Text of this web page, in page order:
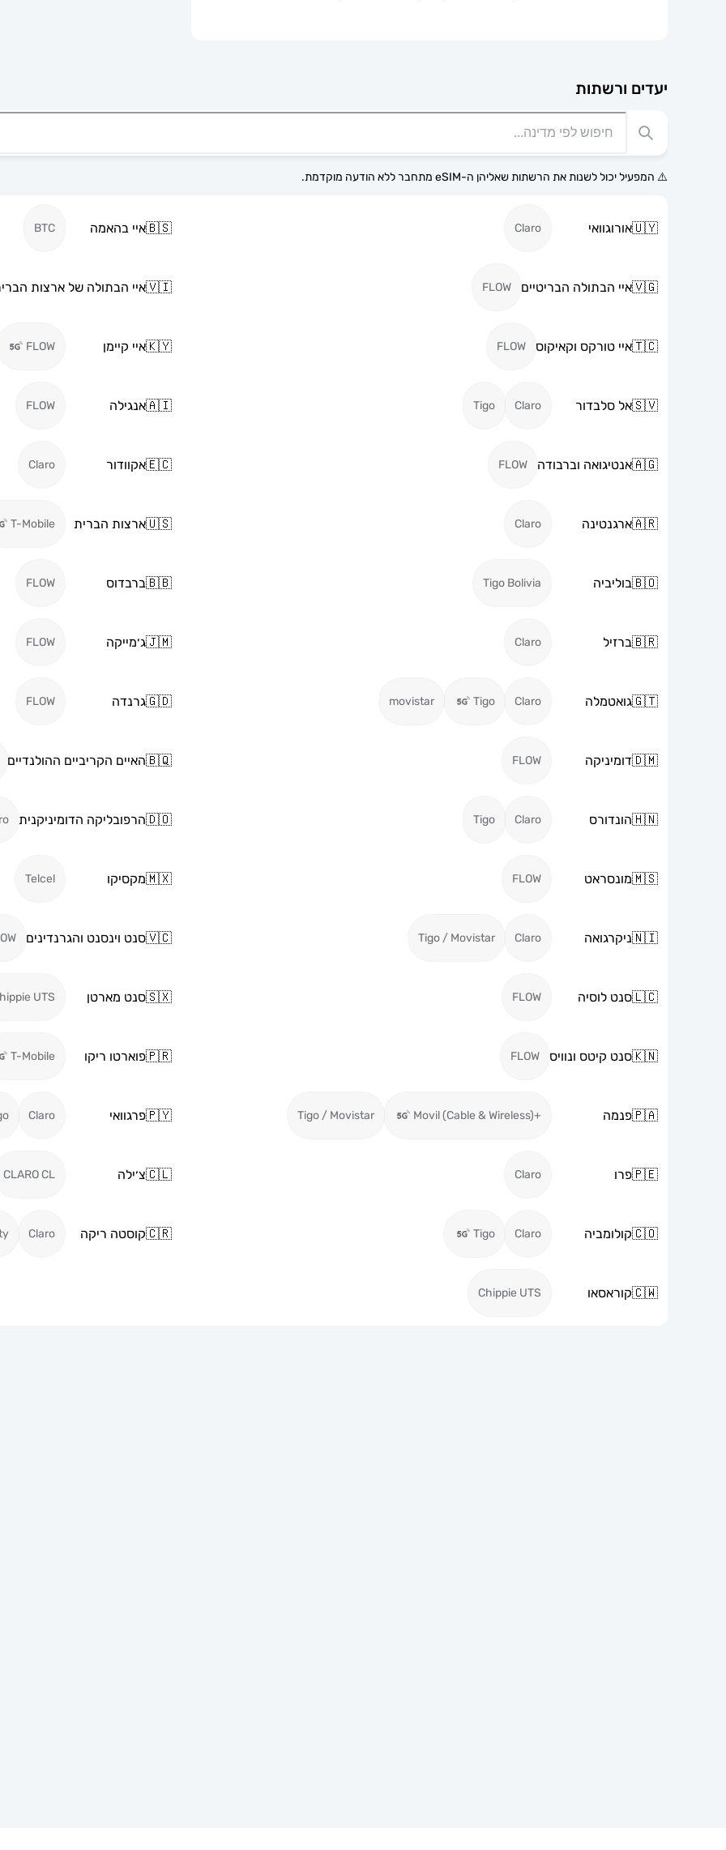
יעדים ורשתות
⚠️ המפעיל יכול לשנות את הרשתות שאליהן ה-eSIM מתחבר ללא הודעה מוקדמת.
🇺🇾אורוגוואי Claro
🇧🇸איי בהאמה BTC
🇻🇬איי הבתולה הבריטיים FLOW
🇻🇮איי הבתולה של ארצות
🇹🇨איי טורקס וקאיקוס FLOW
🇰🇾איי קיימן FLOW
🇸🇻אל סלבדור Claro
Tigo
🇦🇮אנגילה FLOW
🇦🇬אנטיגואה וברבודה FLOW
🇪🇨אקוודור Claro
🇦🇷ארגנטינה Claro
🇺🇸ארצות הברית T-Mobile
🇧🇴בוליביה Tigo Bolivia
🇧🇧ברבדוס FLOW
🇧🇷ברזיל Claro
🇯🇲ג׳מייקה FLOW
🇬🇹גואטמלה Claro
Tigo
movistar
🇬🇩גרנדה FLOW
🇩🇲דומיניקה FLOW
🇧🇶האיים הקריביים ההולנדיים
🇭🇳הונדורס Claro
Tigo
🇩🇴הרפובליקה הדומיניקנית
🇲🇸מונסראט FLOW
🇲🇽מקסיקו Telcel
🇳🇮ניקרגואה Claro
Tigo / Movistar
🇻🇨סנט וינסנט והגרנדינים
🇱🇨סנט לוסיה FLOW
🇸🇽סנט מארטן UTS
🇰🇳סנט קיטס ונוויס FLOW
🇵🇷פוארטו ריקו T-Mobile
🇵🇦פנמה +Movil (Cable & Wireless)
Tigo / Movistar
🇵🇾פרגוואי Claro
🇵🇪פרו Claro
🇨🇱צ׳ילה CLARO CL
🇨🇴קולומביה Claro
Tigo
🇨🇷קוסטה ריקה Claro
🇨🇼קוראסאו Chippie UTS